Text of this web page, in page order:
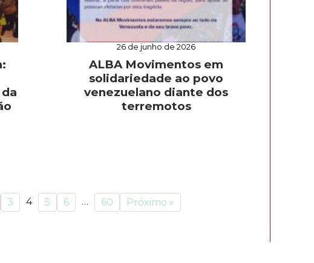
26 de junho de 2026
ALBA Movimentos em
solidariedade ao povo
venezuelano diante dos
terremotos
3 4 5 6 … 60 Próximo »